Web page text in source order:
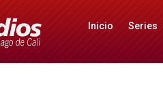
Inicio Series